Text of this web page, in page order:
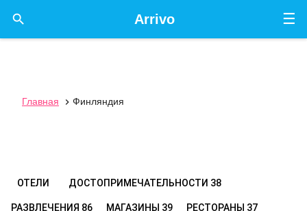
☰
Arrivo

Главная  Финляндия
ОТЕЛИ ДОСТОПРИМЕЧАТЕЛЬНОСТИ 38
РАЗВЛЕЧЕНИЯ 86 МАГАЗИНЫ 39 РЕСТОРАНЫ 37